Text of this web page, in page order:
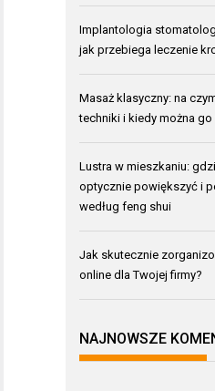
Implantologia
jak przebiega leczenie
Masaż klasyczny: na
techniki i kiedy można
Lustra w mieszkaniu:
optycznie powiększyć i
według feng shui
Jak skutecznie
online dla Twojej firmy?
NAJNOWSZE